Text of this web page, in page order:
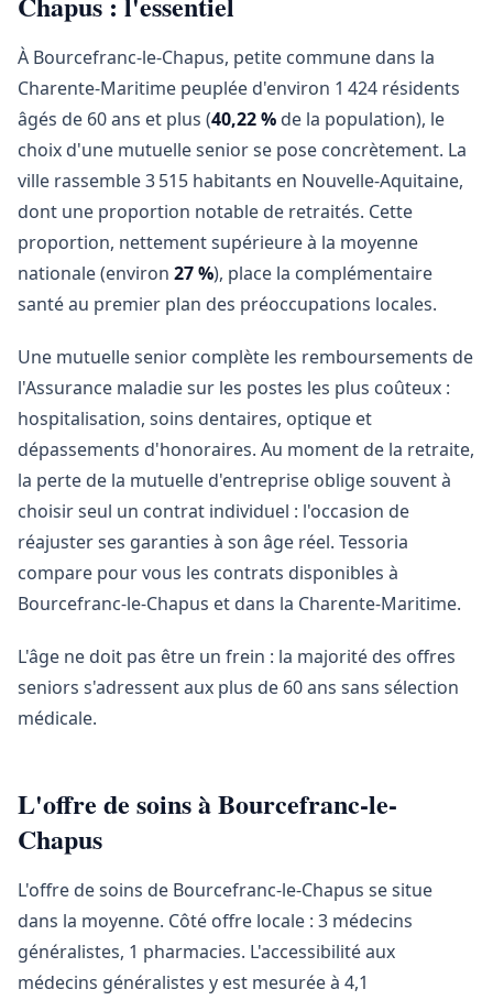
À Bourcefranc-le-Chapus, petite commune dans la
Charente-Maritime peuplée d'environ 1 424 résidents
âgés de 60 ans et plus (40,22 % de la population), le
choix d'une mutuelle senior se pose concrètement. La
ville rassemble 3 515 habitants en Nouvelle-Aquitaine,
dont une proportion notable de retraités. Cette
proportion, nettement supérieure à la moyenne
nationale (environ 27 %), place la complémentaire
santé au premier plan des préoccupations locales.
Une mutuelle senior complète les remboursements de
l'Assurance maladie sur les postes les plus coûteux :
hospitalisation, soins dentaires, optique et
dépassements d'honoraires. Au moment de la retraite,
la perte de la mutuelle d'entreprise oblige souvent à
choisir seul un contrat individuel : l'occasion de
réajuster ses garanties à son âge réel. Tessoria
compare pour vous les contrats disponibles à
Bourcefranc-le-Chapus et dans la Charente-Maritime.
L'âge ne doit pas être un frein : la majorité des offres
seniors s'adressent aux plus de 60 ans sans sélection
médicale.
L'offre de soins à Bourcefranc-le-
Chapus
L'offre de soins de Bourcefranc-le-Chapus se situe
dans la moyenne. Côté offre locale : 3 médecins
généralistes, 1 pharmacies. L'accessibilité aux
médecins généralistes y est mesurée à 4,1